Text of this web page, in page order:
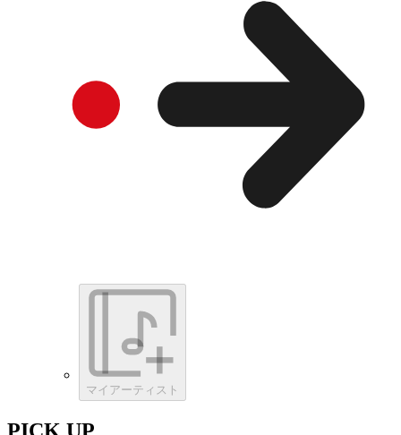
マイアーティスト
PICK UP